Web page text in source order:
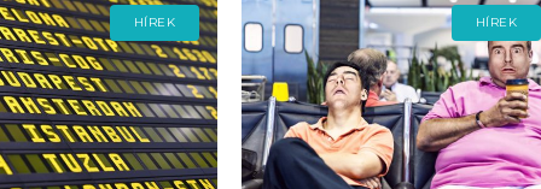
repülőtere!
HÍREK HÍREK